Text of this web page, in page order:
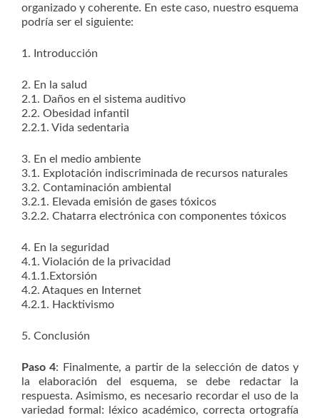
organizado y coherente. En este caso, nuestro esquema
podría ser el siguiente:
1. Introducción
2. En la salud
2.1. Daños en el sistema auditivo
2.2. Obesidad infantil
2.2.1. Vida sedentaria
3. En el medio ambiente
3.1. Explotación indiscriminada de recursos naturales
3.2. Contaminación ambiental
3.2.1. Elevada emisión de gases tóxicos
3.2.2. Chatarra electrónica con componentes tóxicos
4. En la seguridad
4.1. Violación de la privacidad
4.1.1.Extorsión
4.2. Ataques en Internet
4.2.1. Hacktivismo
5. Conclusión
Paso 4: Finalmente, a partir de la selección de datos y
la elaboración del esquema, se debe redactar la
respuesta. Asimismo, es necesario recordar el uso de la
variedad formal: léxico académico, correcta ortografía